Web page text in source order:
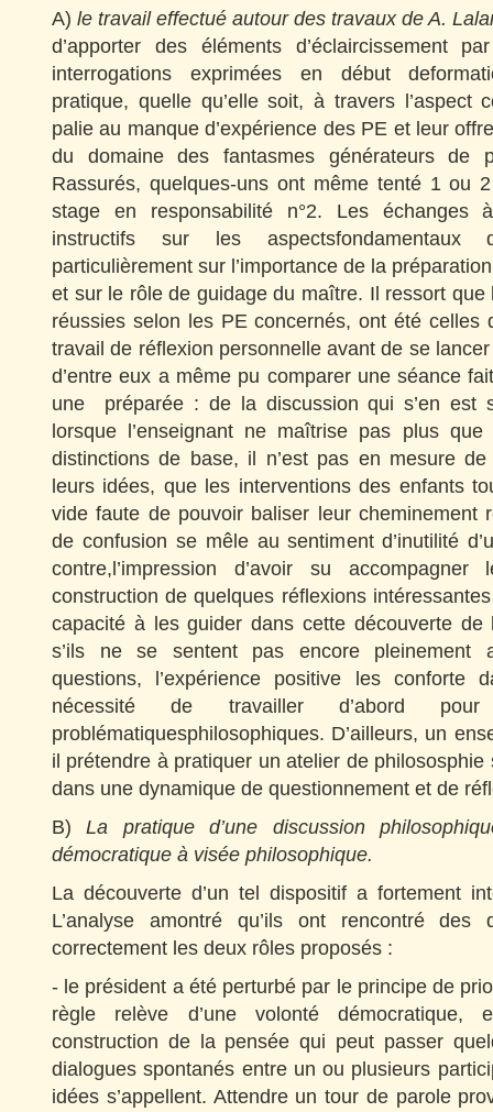
A) le travail effectué autour des travaux de A.
d’apporter des éléments d’éclaircissement
interrogations exprimées en début
pratique, quelle qu’elle soit, à travers l’aspect
palie au manque d’expérience des PE et leur
du domaine des fantasmes générateurs de
Rassurés, quelques-uns ont même tenté 1 ou
stage en responsabilité n°2. Les
instructifs sur les aspectsfondamentaux
particulièrement sur l’importance de la
et sur le rôle de guidage du maître. Il ressort que
réussies selon les PE concernés, ont été celles
travail de réflexion personnelle avant de se lancer
d’entre eux a même pu comparer une séance
une préparée : de la discussion qui s’en est
lorsque l’enseignant ne maîtrise pas plus
distinctions de base, il n’est pas en mesure
leurs idées, que les interventions des enfants
vide faute de pouvoir baliser leur cheminement
de confusion se mêle au sentiment d’inutilité
contre,l’impression d’avoir su
construction de quelques réflexions
capacité à les guider dans cette découverte de
s’ils ne se sentent pas encore pleinement
questions, l’expérience positive les conforte
nécessité de travailler d’abord
problématiquesphilosophiques. D’ailleurs, un
il prétendre à pratiquer un atelier de philososphie
dans une dynamique de questionnement et de
B)La pratique d’une discussion
démocratique à visée philosophique.
La découverte d’un tel dispositif a fortement
L’analyse amontré qu’ils ont rencontré des
correctement les deux rôles proposés :
- le président a été perturbé par le principe de
règle relève d’une volonté
construction de la pensée qui peut passer
dialogues spontanés entre un ou plusieurs
idées s’appellent. Attendre un tour de parole